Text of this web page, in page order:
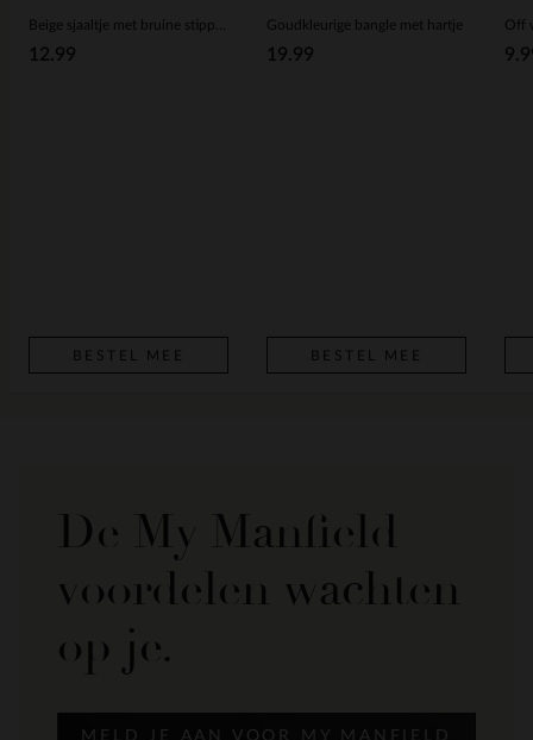
12.99
BESTEL MEE
Goudkleurige bangle met hartje
19.99
BESTEL MEE
De My Manfield
voordelen wachten
op je.